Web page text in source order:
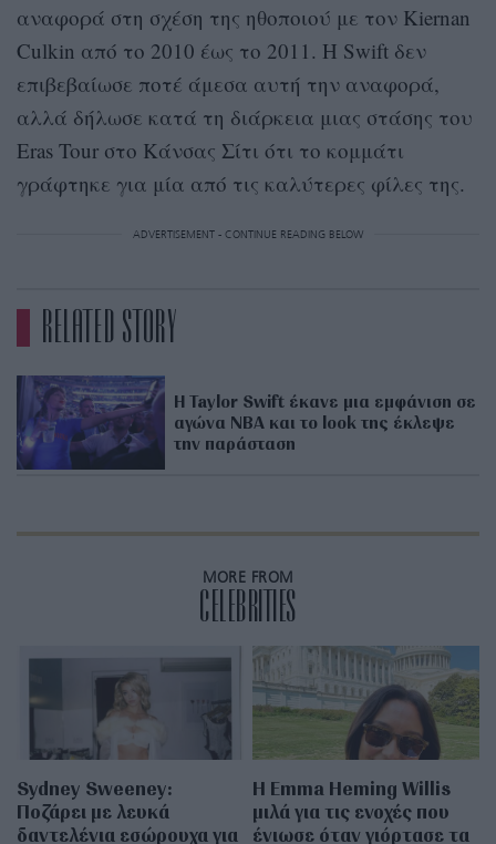
αναφορά στη σχέση της ηθοποιού με τον Kiernan
Culkin από το 2010 έως το 2011. Η Swift δεν
επιβεβαίωσε ποτέ άμεσα αυτή την αναφορά,
αλλά δήλωσε κατά τη διάρκεια μιας στάσης του
Eras Tour στο Κάνσας Σίτι ότι το κομμάτι
γράφτηκε για μία από τις καλύτερες φίλες της.
ADVERTISEMENT - CONTINUE READING BELOW
RELATED STORY
Η Taylor Swift έκανε μια εμφάνιση σε
αγώνα NBA και το look της έκλεψε
την παράσταση
MORE FROM
CELEBRITIES
Sydney Sweeney:
Ποζάρει με λευκά
δαντελένια εσώρουχα για
H Emma Heming Willis
μιλά για τις ενοχές που
ένιωσε όταν γιόρτασε τα